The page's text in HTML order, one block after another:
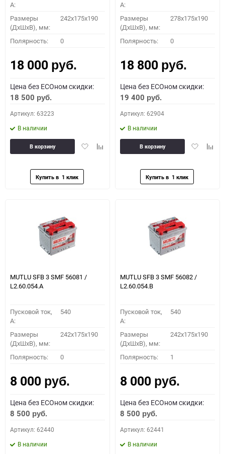
A:
Размеры
(ДхШхВ), мм:
242x175x190
Полярность: 0
18 000 руб.
Цена без ECOном скидки:
18 500 руб.
Артикул: 63223
В наличии
ДобавитьДобавить
В корзину
A:
Размеры
(ДхШхВ), мм:
278x175x190
Полярность: 0
18 800 руб.
Цена без ECOном скидки:
19 400 руб.
Артикул: 62904
В наличии
Добавить
В корзину
MUTLU SFB 3 SMF 56081 /
L2.60.054.A
Пусковой ток,
A:
540
Размеры
(ДхШхВ), мм:
242x175x190
Полярность: 0
8 000 руб.
Цена без ECOном скидки:
8 500 руб.
Артикул: 62440
В наличии
MUTLU SFB 3 SMF 56082 /
L2.60.054.B
Пусковой ток,
A:
540
Размеры
(ДхШхВ), мм:
242x175x190
Полярность: 1
8 000 руб.
Цена без ECOном скидки:
8 500 руб.
Артикул: 62441
В наличии